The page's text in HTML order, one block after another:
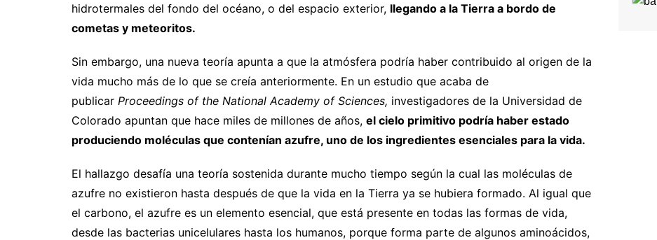
hidrotermales del fondo del océano, o del espacio exterior, llegando a la Tierra a bordo de
cometas y meteoritos.
Sin embargo, una nueva teoría apunta a que la atmósfera podría haber contribuido al origen de la
vida mucho más de lo que se creía anteriormente. En un estudio que acaba de
publicar Proceedings of the National Academy of Sciences, investigadores de la Universidad de
Colorado apuntan que hace miles de millones de años, el cielo primitivo podría haber estado
produciendo moléculas que contenían azufre, uno de los ingredientes esenciales para la vida.
El hallazgo desafía una teoría sostenida durante mucho tiempo según la cual las moléculas de
azufre no existieron hasta después de que la vida en la Tierra ya se hubiera formado. Al igual que
el carbono, el azufre es un elemento esencial, que está presente en todas las formas de vida,
desde las bacterias unicelulares hasta los humanos, porque forma parte de algunos aminoácidos,